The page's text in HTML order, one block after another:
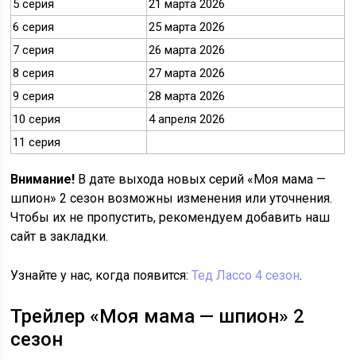
5 серия
21 марта 2026
6 серия
25 марта 2026
7 серия
26 марта 2026
8 серия
27 марта 2026
9 серия
28 марта 2026
10 серия
4 апреля 2026
11 серия
Внимание! В дате выхода новых серий «Моя мама —
шпион» 2 сезон возможны изменения или уточнения.
Чтобы их не пропустить, рекомендуем добавить наш
сайт в закладки.
Узнайте у нас, когда появится:Тед Лассо 4 сезон.
Трейлер «Моя мама — шпион» 2
сезон